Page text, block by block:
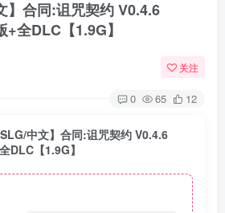
】合同:诅咒契约 V0.4.6
全DLC【1.9G】
关注
0 65 12
SLG/中文】合同:诅咒契约 V0.4.6
DLC【1.9G】